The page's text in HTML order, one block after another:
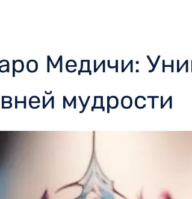
Медичи:
мудрости